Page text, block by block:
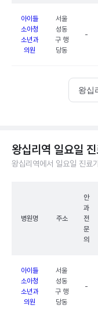
아이들
소아청
소년과
의원
서울
성동
구 행
당동
-
왕십
왕십리역 일요일
왕십리역에서 일요일 진료
병원명 주소
안
과
전
문
의
아이들
소아청
소년과
의원
서울
성동
구 행
당동
-